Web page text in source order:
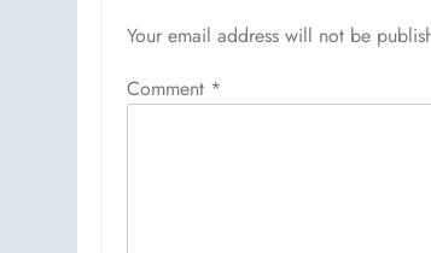
Your email address will not be
Comment *